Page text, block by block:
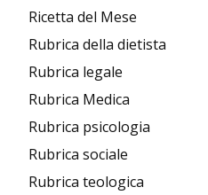
Ricetta del Mese
Rubrica della dietista
Rubrica legale
Rubrica Medica
Rubrica psicologia
Rubrica sociale
Rubrica teologica